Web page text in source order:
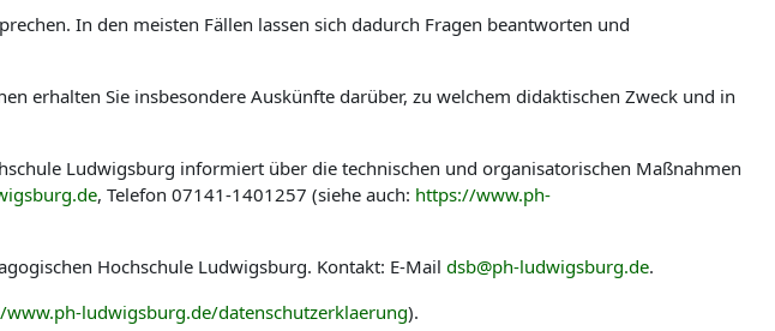
In den meisten Fällen lassen sich dadurch Fragen beantworten und
erhalten Sie insbesondere Auskünfte darüber, zu welchem didaktischen Zweck und in
Ludwigsburg informiert über die technischen und organisatorischen Maßnahmen
, Telefon 07141-1401257 (siehe auch: https://www.ph-
Hochschule Ludwigsburg. Kontakt: E-Mail dsb@ph-ludwigsburg.de.
ludwigsburg.de/datenschutzerklaerung).